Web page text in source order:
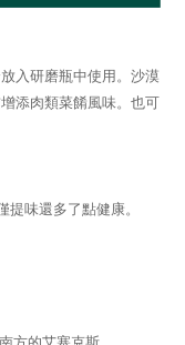
入研磨瓶中使用。 沙漠
添肉類菜餚風味。也可
味還多了點健康。